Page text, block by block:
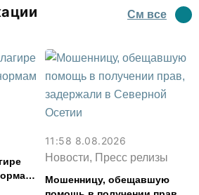
См все
11:58 8.08.2026
Новости, Пресс релизы
Мошенницу, обещавшую